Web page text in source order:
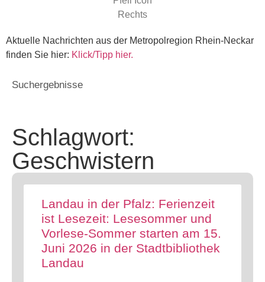
Aktuelle Nachrichten aus der Metropolregion Rhein-Neckar
finden Sie hier: Klick/Tipp hier.
Suchergebnisse
Schlagwort:
Geschwistern
Landau in der Pfalz: Ferienzeit
ist Lesezeit: Lesesommer und
Vorlese-Sommer starten am 15.
Juni 2026 in der Stadtbibliothek
Landau